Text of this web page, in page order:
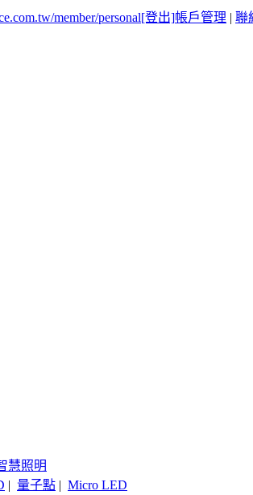
member/personal[登出]帳戶管理 | 聯
慧照明
| 量子點 | Micro LED